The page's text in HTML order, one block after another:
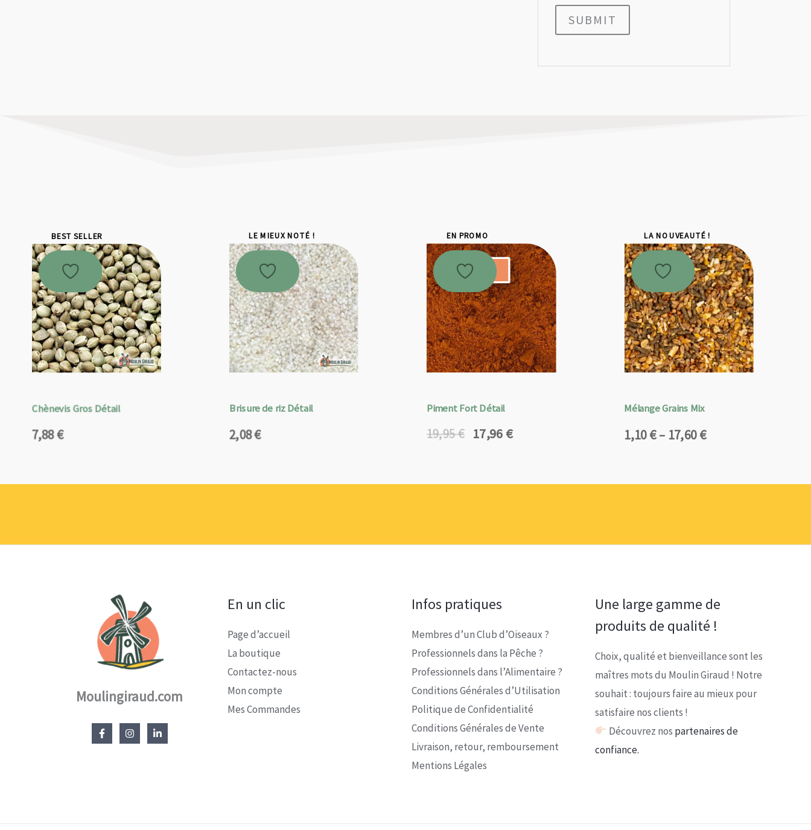
SUBMIT
BEST SELLER
Chènevis Gros Détail
7,88€
LE MIEUX NOTÉ !
Brisure de riz Détail
2,08€
EN PROMO
Promo !
Piment Fort Détail
19,95€
Le
était :
17,96 €
Le
est :
LA NOUVEAUTÉ !
Mélange Grains Mix
1,10€– 17,60€
Plage
1,10 €
Moulingiraud.com
En un clic
Page d’accueil
La boutique
Contactez-nous
Mon compte
Mes Commandes
Infos pratiques
Membres d’un Club d’Oiseaux ?
Professionnels dans la Pêche ?
Professionnels dans l’Alimentaire ?
Conditions Générales d’Utilisation
Politique de Confidentialité
Conditions Générales de Vente
Livraison, retour, remboursement
Mentions Légales
Une large gamme de
produits de qualité !
Choix, qualité et bienveillance sont les
maîtres mots du Moulin Giraud ! Notre
souhait : toujours faire au mieux pour
satisfaire nos clients !
Découvrez nos partenaires de
confiance.